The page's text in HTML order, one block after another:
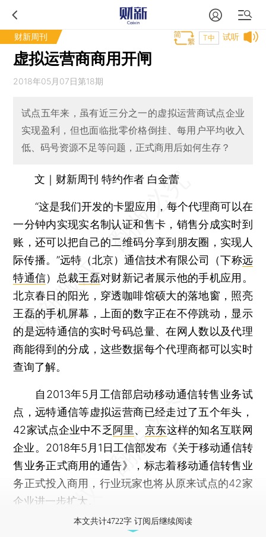
财新周刊 试听
T中
虚拟运营商商用开闸
2018年05月07日第18期
试点五年来，虽有近三分之一的虚拟运营商试点企业
实现盈利，但也面临批零价格倒挂、每用户平均收入
低、码号资源不足等问题，正式商用后如何生存？
文｜财新周刊 特约作者 白金蕾
“这是我们开发的卡盟应用，每个代理商可以在
一分钟内实现实名制认证和售卡，销售分成实时到
账，还可以把自己的二维码分享到朋友圈，实现人
际传播。”远特（北京）通信技术有限公司（下称远
特通信）总裁王磊对财新记者展示他的手机应用。
北京春日的阳光，穿透咖啡馆硕大的落地窗，照亮
王磊的手机屏幕，上面的数字正在不停跳动，显示
的是远特通信的实时号码总量、在网人数以及代理
商能得到的分成，这些数据每个代理商都可以实时
查询了解。
自2013年5月工信部启动移动通信转售业务试
点，远特通信等虚拟运营商已经走过了五个年头，
42家试点企业中不乏阿里、京东这样的知名互联网
企业。2018年5月1日工信部发布《关于移动通信转
售业务正式商用的通告》，标志着移动通信转售业
务正式投入商用，行业玩家也将从原来试点的42家
企业进一步扩大。
本文共计4722字 订阅后继续阅读